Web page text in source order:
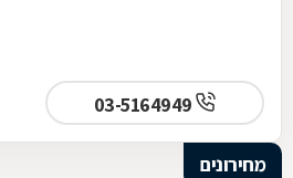
03-5164949
מחירונים